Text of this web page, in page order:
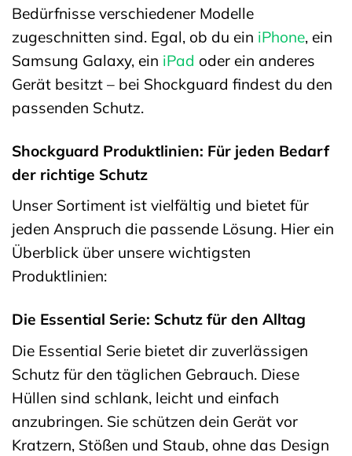
Bedürfnisse verschiedener Modelle
zugeschnitten sind. Egal, ob du ein iPhone, ein
Samsung Galaxy, ein iPad oder ein anderes
Gerät besitzt – bei Shockguard findest du den
passenden Schutz.
Shockguard Produktlinien: Für jeden Bedarf
der richtige Schutz
Unser Sortiment ist vielfältig und bietet für
jeden Anspruch die passende Lösung. Hier ein
Überblick über unsere wichtigsten
Produktlinien:
Die Essential Serie: Schutz für den Alltag
Die Essential Serie bietet dir zuverlässigen
Schutz für den täglichen Gebrauch. Diese
Hüllen sind schlank, leicht und einfach
anzubringen. Sie schützen dein Gerät vor
Kratzern, Stößen und Staub, ohne das Design